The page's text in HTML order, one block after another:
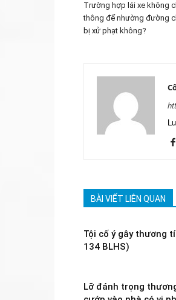
Trường hợp lái xe không
thông để nhường đường
bị xử phạt không?
BÀI VIẾT LIÊN QUAN
Tội cố ý gây thương
134 BLHS)
Lỡ đánh trọng